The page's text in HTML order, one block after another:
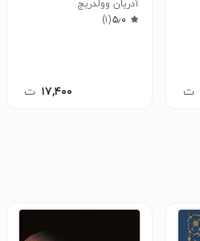
ت
آدریان وولدریج
۵٫۰(۱)
۱۷,۴۰۰ ت